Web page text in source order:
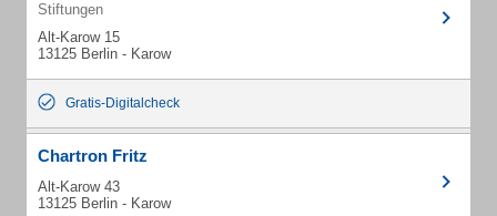
Stiftungen
Alt-Karow 15
13125 Berlin - Karow
Gratis-Digitalcheck
Chartron Fritz
Alt-Karow 43
13125 Berlin - Karow